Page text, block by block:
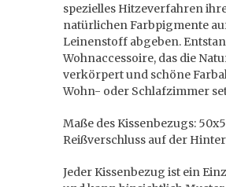
spezielles Hitzeverfahren
natürlichen Farbpigmente
Leinenstoff abgeben.
Wohnaccessoire, das die
verkörpert und schöne
Wohn- oder Schlafzimmer
Maße des Kissenbezugs:
Reißverschluss auf der
Jeder Kissenbezug ist ein